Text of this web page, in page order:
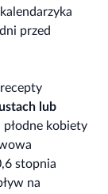
przed
lub
kobiety
stopnia
na